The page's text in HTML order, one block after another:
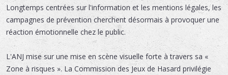
Longtemps centrées sur l'information et les mentions légales, les
campagnes de prévention cherchent désormais à provoquer une
réaction émotionnelle chez le public.
L'ANJ mise sur une mise en scène visuelle forte à travers sa «
Zone à risques ». La Commission des Jeux de Hasard privilégie